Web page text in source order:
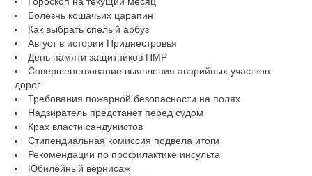
Болезнь кошачьих царапин
Как выбрать спелый арбуз
Август в истории Приднестровья
День памяти защитников ПМР
Совершенствование выявления аварийных участков
дорог
Требования пожарной безопасности на полях
Надзиратель предстанет перед судом
Крах власти сандунистов
Стипендиальная комиссия подвела итоги
Рекомендации по профилактике инсульта
Юбилейный вернисаж